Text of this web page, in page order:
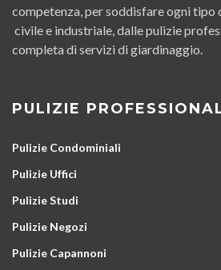
competenza, per soddisfare ogni tipo
civile e industriale, dalle pulizie
completa di servizi di giardinaggio.
PULIZIE
Pulizie Condominiali
Pulizie Uffici
Pulizie Studi
Pulizie Negozi
Pulizie Capannoni